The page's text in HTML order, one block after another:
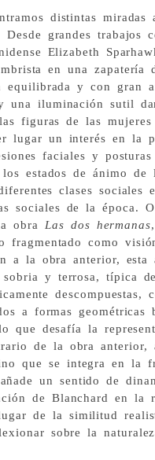
distintas miradas
grandes trabajos
Elizabeth
en una
equilibrada y con gran
una iluminación sutil
figuras de las
lugar un interés en la
faciales y posturas
estados de ánimo de
clases sociales
sociales de la época.
obra Las dos hermanas
fragmentado como
a la obra anterior, esta
sobria y terrosa, típica
descompuestas,
a formas geométricas
que desafía la
de la obra anterior,
que se integra en la
un sentido de
de Blanchard en la
de la similitud
sobre la